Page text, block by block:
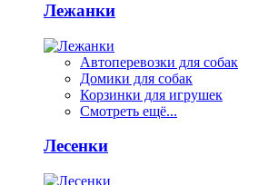
Лежанки
Автоперевозки для собак
Домики для собак
Корзинки для игрушек
Смотреть ещё...
Лесенки